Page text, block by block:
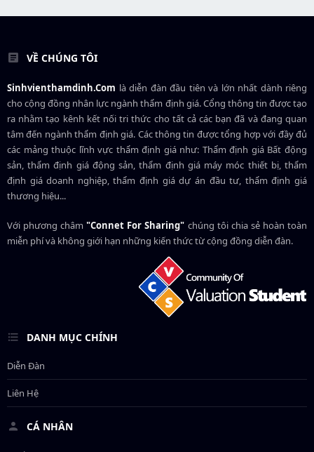
VỀ CHÚNG TÔI
Sinhvienthamdinh.Com là diễn đàn đầu tiên và lớn nhất dành riêng
cho cộng đồng nhân lực ngànhthẩm định giá. Cổng thông tin được tạo
ra nhằm tạo kênh kết nối tri thức cho tất cả các bạn đã và đang quan
tâm đến ngành thẩm định giá. Các thông tin được tổng hợp với đầy đủ
các mảng thuộc lĩnh vực thẩm định giá như: Thẩm định giá Bất động
sản, thẩm định giá động sản, thẩm định giá máy móc thiết bị, thẩm
định giá doanh nghiệp, thẩm định giá dự án đầu tư, thẩm định giá
thương hiệu...
Với phương châm"Connet For Sharing" chúng tôi chia sẻ hoàn toàn
miễn phí và không giới hạn những kiến thức từ cộng đồng diễn đàn.
DANH MỤC CHÍNH
Diễn Đàn
Liên Hệ
CÁ NHÂN